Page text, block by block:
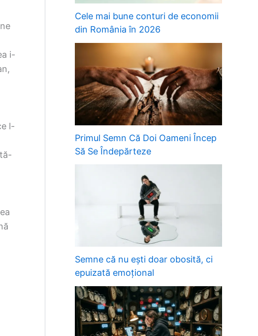
i-
l-
Cele mai bune conturi de economii
din România în 2026
Primul Semn Că Doi Oameni Încep
Să Se Îndepărteze
Semne că nu ești doar obosită, ci
epuizată emoțional